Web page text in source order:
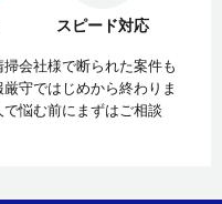
スピード対応
会社様で断られた案件も
守ではじめから終わりま
悩む前にまずはご相談